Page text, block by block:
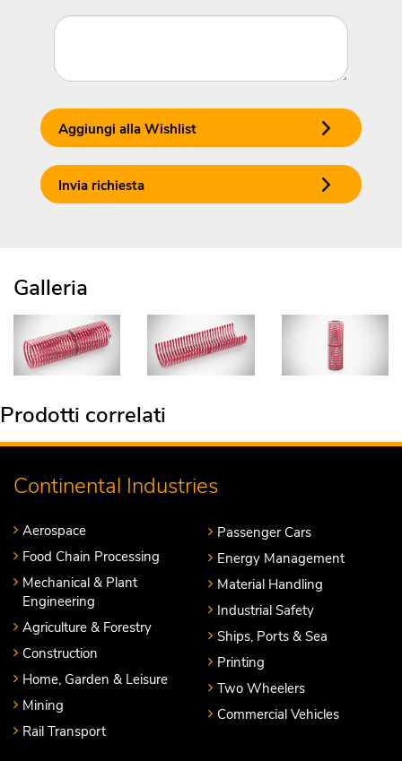
Aggiungi alla Wishlist
Invia richiesta
Galleria
Prodotti correlati
Continental Industries
Aerospace
Food Chain Processing
Mechanical & Plant
Engineering
Agriculture & Forestry
Construction
Home, Garden & Leisure
Mining
Rail Transport
Passenger Cars
Energy Management
Material Handling
Industrial Safety
Ships, Ports & Sea
Printing
Two Wheelers
Commercial Vehicles